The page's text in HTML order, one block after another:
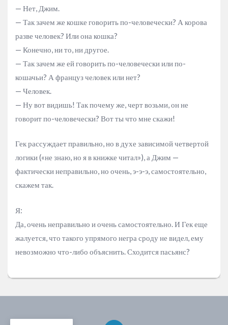
— Нет, Джим.
— Так зачем же кошке говорить по-человечески? А корова
разве человек? Или она кошка?
— Конечно, ни то, ни другое.
— Так зачем же ей говорить по-человечески или по-
кошачьи? А француз человек или нет?
— Человек.
— Ну вот видишь! Так почему же, черт возьми, он не
говорит по-человечески? Вот ты что мне скажи!
Гек рассуждает правильно, но в духе зависимой четвертой
логики («не знаю, но я в книжке читал»), а Джим —
фактически неправильно, но очень, э-э-э, самостоятельно,
скажем так.
Я:
Да, очень неправильно и очень самостоятельно. И Гек еще
жалуется, что такого упрямого негра сроду не видел, ему
невозможно что-либо объяснить. Сходится пасьянс?